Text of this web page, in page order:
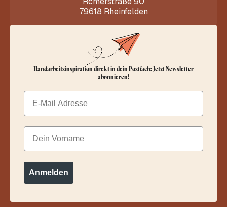
79618 Rheinfelden
Handarbeitsinspiration direkt in dein Postfach: Jetzt Newsletter
abonnieren!
Email
Dein Vorname
Anmelden